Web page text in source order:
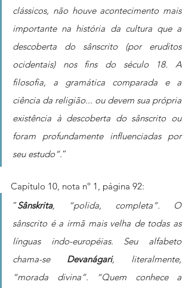
clássicos, não houve acontecimento mais
importante na história da cultura que a
descoberta do sânscrito (por eruditos
ocidentais) nos fins do século 18. A
filosofia, a gramática comparada e a
ciência da religião... ou devem sua própria
existência à descoberta do sânscrito ou
foram profundamente influenciadas por
seu estudo”.”
Capítulo 10, nota nº 1, página 92:
“Sânskrita, “polida, completa”. O
sânscrito é a irmã mais velha de todas as
línguas indo-européias. Seu alfabeto
chama-se Devanágari, literalmente,
“morada divina”. “Quem conhece a